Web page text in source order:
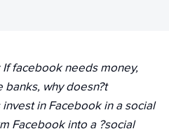
facebook needs money,
why doesn?t
in Facebook in a social
Facebook into a ?social